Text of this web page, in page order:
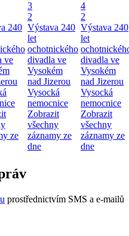
240
ve
ze
3
2
Výstava 240
let
ochotnického
divadla ve
Vysokém
nad Jizerou
Vysocká
nemocnice
Zobrazit
všechny
záznamy ze
dne
4
2
Výstava 240
let
divadla ve
Vysokém
nad Jizerou
Vysocká
nemocnice
Zobrazit
všechny
záznamy ze
dne
prostřednictvím SMS a e-mailů